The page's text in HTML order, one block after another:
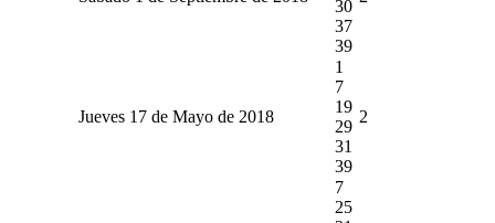
30
37
39
Jueves 17 de Mayo de 2018
1
7
19
29
31
39
2
7
25